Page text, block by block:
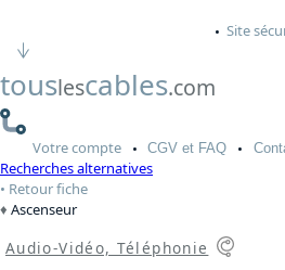
Site
touslescables.com
Votrecompte CGV et FAQ
Recherches alternatives
Retour fiche
Ascenseur
Audio-Vidéo, Téléphonie